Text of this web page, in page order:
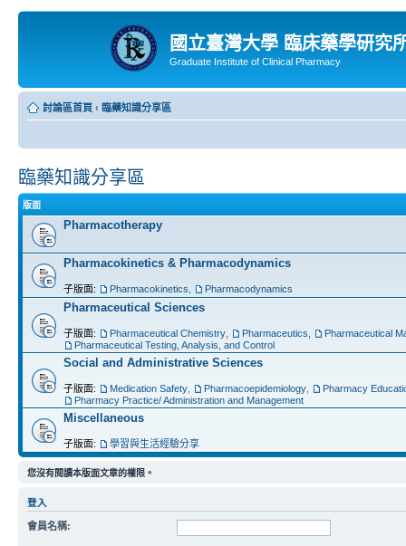
國立臺灣大學 臨床藥學研究
Graduate Institute of Clinical Pharmacy
討論區首頁 ‹ 臨藥知識分享區
臨藥知識分享區
版面
Pharmacotherapy
Pharmacokinetics & Pharmacodynamics
子版面: Pharmacokinetics Pharmacodynamics
Pharmaceutical Sciences
子版面: Pharmaceutical Chemistry Pharmaceutics
Pharmaceutical
Pharmaceutical Testing, Analysis, and Control
Social and Administrative Sciences
子版面: Medication Safety Pharmacoepidemiology
Pharmacy
Pharmacy Practice/ Administration and Management
Miscellaneous
子版面: 學習與生活經驗分享
您沒有閱讀本版面文章的權限。
登入
會員名稱: